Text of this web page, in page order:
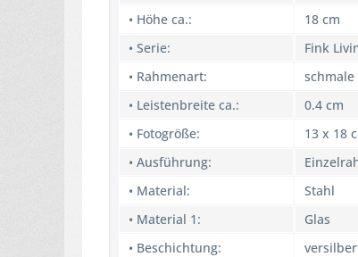
• Höhe ca.:
18 cm
• Serie:
Fink
• Rahmenart:
• Leistenbreite ca.:
0.4 cm
• Fotogröße:
13 x 18
• Ausführung:
• Material:
Stahl
• Material 1:
Glas
• Beschichtung: